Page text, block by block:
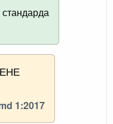
1:2017